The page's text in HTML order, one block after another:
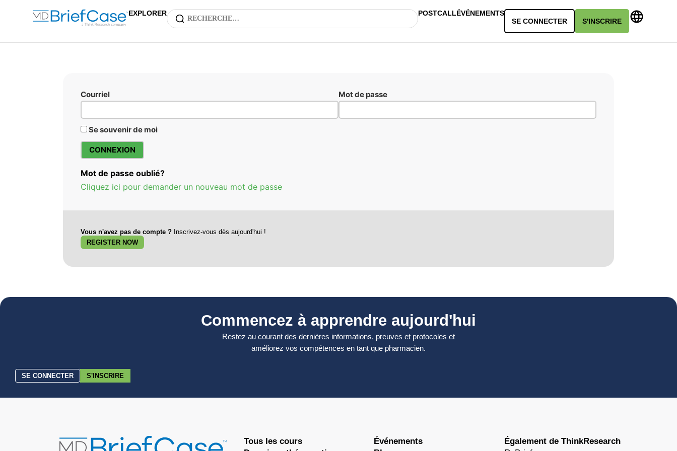
EXPLORER POSTCALLÉVÉNEMENTS
SE CONNECTER
S'INSCRIRE
Courriel Mot de passe
Se souvenir de moi
Mot de passe oublié?
Cliquez ici pour demander un nouveau mot de passe
Vous n'avez pas de compte ? Inscrivez-vous dès aujourd'hui !
REGISTER NOW
Commencez à apprendre aujourd'hui
Restez au courant des dernières informations, preuves et protocoles et
améliorez vos compétences en tant que pharmacien.
SE CONNECTER S'INSCRIRE
Tous les cours
Événements
Également de ThinkResearch